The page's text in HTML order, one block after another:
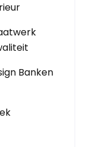
Banken